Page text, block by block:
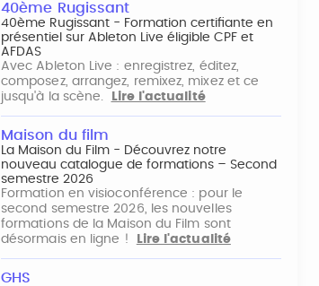
40ème Rugissant
40ème Rugissant - Formation certifiante en
présentiel sur Ableton Live éligible CPF et
AFDAS
Avec Ableton Live : enregistrez, éditez,
composez, arrangez, remixez, mixez et ce
jusqu'à la scène.
Lire l'actualité
Maison du film
La Maison du Film - Découvrez notre
nouveau catalogue de formations – Second
semestre 2026
Formation en visioconférence : pour le
second semestre 2026, les nouvelles
formations de la Maison du Film sont
désormais en ligne !
Lire l'actualité
GHS